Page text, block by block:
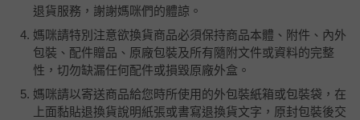
退貨服務，謝謝媽咪們的體諒。
媽咪請特別注意欲換貨商品必須保持商品本體、附件、內外
包裝、配件贈品、原廠包裝及所有隨附文件或資料的完整
性，切勿缺漏任何配件或損毀原廠外盒。
媽咪請以寄送商品給您時所使用的外包裝紙箱或包裝袋，在
上面黏貼退換貨說明紙張或書寫退換貨文字，原封包裝後交